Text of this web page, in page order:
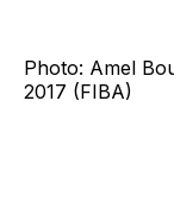
Photo: Amel
2017 (FIBA)